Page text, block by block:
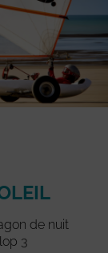
de nuit
3